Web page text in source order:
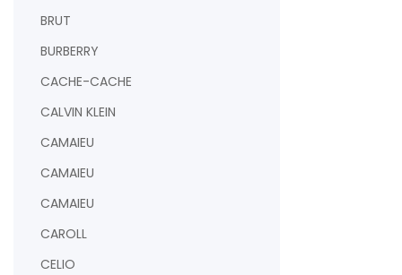
BRUT
BURBERRY
CACHE-CACHE
CALVIN KLEIN
CAMAIEU
CAMAIEU
CAMAIEU
CAROLL
CELIO